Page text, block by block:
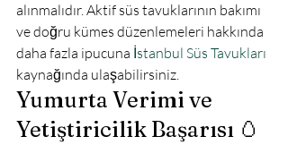
alınmalıdır. Aktif süs tavuklarının bakımı
ve doğru kümes düzenlemeleri hakkında
daha fazla ipucuna İstanbul Süs Tavukları
kaynağında ulaşabilirsiniz.
Yumurta Verimi ve
Yetiştiricilik Başarısı 🥚